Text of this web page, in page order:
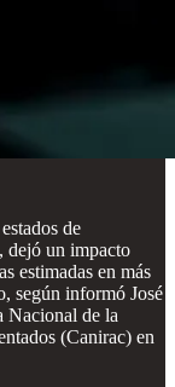
de
dejó un impacto
estimadas en más
según informó José
Nacional de la
(Canirac) en